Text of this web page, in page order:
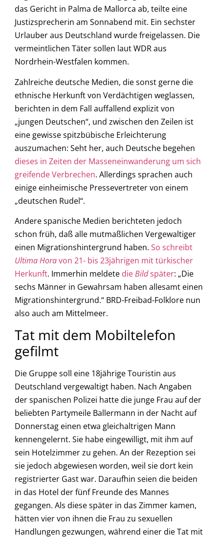
das Gericht in Palma de Mallorca ab, teilte eine
Justizsprecherin am Sonnabend mit. Ein sechster
Urlauber aus Deutschland wurde freigelassen. Die
vermeintlichen Täter sollen laut WDR aus
Nordrhein-Westfalen kommen.
Zahlreiche deutsche Medien, die sonst gerne die
ethnische Herkunft von Verdächtigen weglassen,
berichten in dem Fall auffallend explizit von
„jungen Deutschen“, und zwischen den Zeilen ist
eine gewisse spitzbübische Erleichterung
auszumachen: Seht her, auch Deutsche begehen
dieses in Zeiten der Masseneinwanderung um sich
greifende Verbrechen. Allerdings sprachen auch
einige einheimische Pressevertreter von einem
„deutschen Rudel“.
Andere spanische Medien berichteten jedoch
schon früh, daß alle mutmaßlichen Vergewaltiger
einen Migrationshintergrund haben. So schreibt
Ultima Horavon 21- bis 23jährigen mit türkischer
Herkunft. Immerhin meldete dieBildspäter: „Die
sechs Männer in Gewahrsam haben allesamt einen
Migrationshintergrund.“ BRD-Freibad-Folklore nun
also auch am Mittelmeer.
Tat mit dem Mobiltelefon
gefilmt
Die Gruppe soll eine 18jährige Touristin aus
Deutschland vergewaltigt haben. Nach Angaben
der spanischen Polizei hatte die junge Frau auf der
beliebten Partymeile Ballermann in der Nacht auf
Donnerstag einen etwa gleichaltrigen Mann
kennengelernt. Sie habe eingewilligt, mit ihm auf
sein Hotelzimmer zu gehen. An der Rezeption sei
sie jedoch abgewiesen worden, weil sie dort kein
registrierter Gast war. Daraufhin seien die beiden
in das Hotel der fünf Freunde des Mannes
gegangen. Als diese später in das Zimmer kamen,
hätten vier von ihnen die Frau zu sexuellen
Handlungen gezwungen, während einer die Tat mit